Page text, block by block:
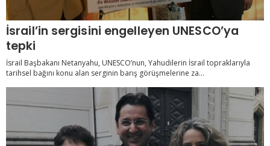
İsrail’in sergisini engelleyen UNESCO’ya
tepki
İsrail Başbakanı Netanyahu, UNESCO’nun, Yahudilerin İsrail topraklarıyla
tarihsel bağını konu alan serginin barış görüşmelerine za...